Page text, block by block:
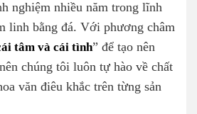
nghiệm nhiều năm trong lĩnh
linh bằng đá. Với phương châm
tâm và cái tình” để tạo nên
chúng tôi luôn tự hào về chất
văn điêu khắc trên từng sản